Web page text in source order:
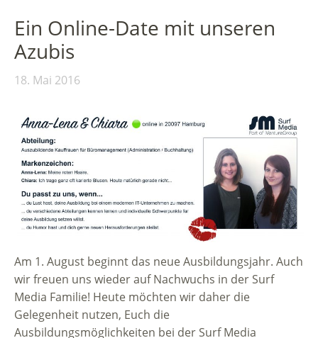
Ein Online-Date mit unseren
Azubis
18. Mai 2016
Am 1. August beginnt das neue Ausbildungsjahr. Auch
wir freuen uns wieder auf Nachwuchs in der Surf
Media Familie! Heute möchten wir daher die
Gelegenheit nutzen, Euch die
Ausbildungsmöglichkeiten bei der Surf Media